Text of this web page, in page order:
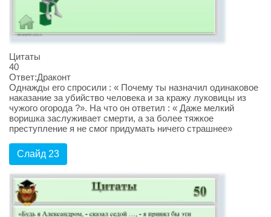
Цитаты
40
Ответ:Драконт
Однажды его спросили : « Почему ты назначил одинаковое
наказание за убийство человека и за кражу луковицы из
чужого огорода ?». На что он ответил : « Даже мелкий
воришка заслуживает смерти, а за более тяжкое
преступление я не смог придумать ничего страшнее»
Слайд 23